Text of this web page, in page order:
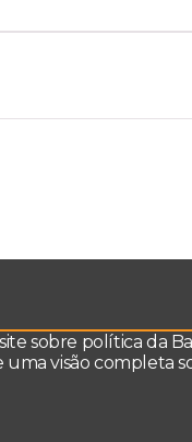
sobre política da
visão completa